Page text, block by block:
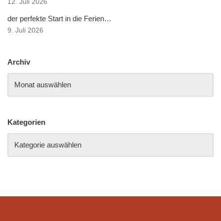
12. Juli 2026
der perfekte Start in die Ferien…
9. Juli 2026
Archiv
Kategorien